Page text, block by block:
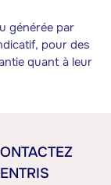
générée par
pour des
quant à leur